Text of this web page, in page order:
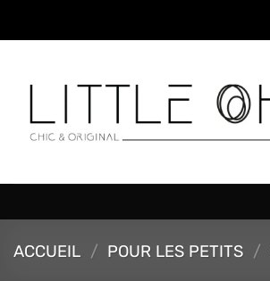
ACCUEIL / POUR LES PETITS /